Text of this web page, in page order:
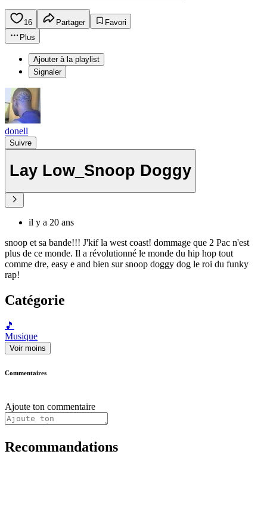
16 Partager
Favori
Plus
Ajouter à la playlist
Signaler
donell
Suivre
Lay Low_Snoop Doggy
il y a 20 ans
snoop et sa bande!!! J'kif la west coast! dommage que 2 Pac n'est
plus de ce monde. Il a révolutionné le monde du hip hop tout
comme dre, easy e and bien sur snoop doggy dog le roi du funky
rap!
Catégorie
🎵
Musique
Voir moins
Commentaires
Ajoute ton commentaire
Recommandations